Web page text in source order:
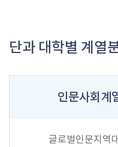
단과 대학별 계열
인문사회계
글로벌인문지역